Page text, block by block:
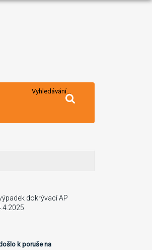
Vyhledávání...
dokrývací AP
k poruše na